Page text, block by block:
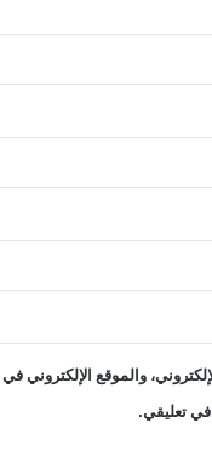
والموقع الإلكتروني
في تعليقي.